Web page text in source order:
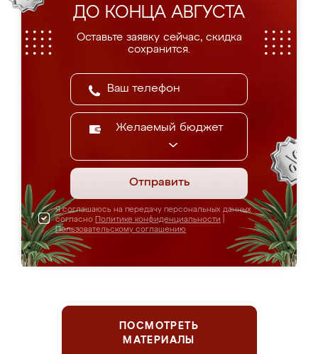
ДО КОНЦА АВГУСТА
Оставьте заявку сейчас, скидка
сохранится.
Желаемый бюджет
Отправить
Я соглашаюсь на передачу персональных данных
согласно Политике конфиденциальности
Пользовательскому соглашению
ПОСМОТРЕТЬ
МАТЕРИАЛЫ